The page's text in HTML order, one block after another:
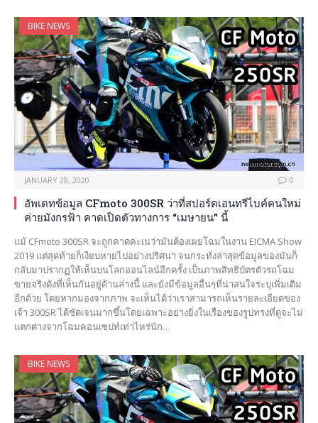
BIKE NEWS
JANUARY 28, 2020 0
อัพเดทข้อมูล CFmoto 300SR ว่าที่สปอร์ตเอนทรีไบค์คนใหม่
ค่ายมังกรฟ้า คาดเปิดตัวทางการ “เมษายน” นี้
แม้ CFmoto 300SR จะถูกคาดคะเนว่ามันต้องเผยโฉมในงาน EICMA Show
2019 แต่สุดท้ายก็เงียบหายไปอย่างปริศนา จนกระทั่งล่าสุดข้อมูลของมันก็
กลับมาปรากฏให้เห็นบนโลกออนไลน์อีกครั้ง เป็นภาพสิทธิบัตรตัวรถโฉม
ขายจริงดังที่เห็นกันอยู่ด้านล่างนี้ และยังมีข้อมูลอื่นๆที่น่าสนใจระบุเพิ่มเติม
อีกด้วย โดยหากมองจากภาพ จะเห็นได้ว่าเราสามารถเห็นรายละเอียดของ
เจ้า 300SR ได้ชัดเจนมากขึ้นโดยเฉพาะอย่างยิ่งในเรื่องของรูปทรงที่ดูจะไม่
แตกต่างจากโฉมคอนเซปท์เท่าไหร่นัก…
BIKE NEWS